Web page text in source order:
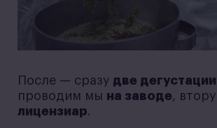
После — сразу две дегустации
проводим мы на заводе,
лицензиар.